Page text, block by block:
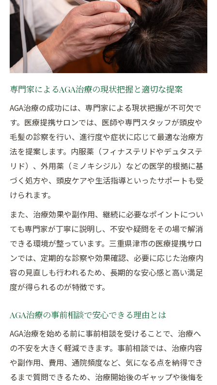
専門家によるAGA治療の現状把握と適切な提案
AGA治療の成功には、専門家による現状把握が不可欠で
す。医療提携サロンでは、医師や専門スタッフが頭皮や
毛髪の診察を行い、進行度や症状に応じて最適な治療方
法を提案します。内服薬（フィナステリドやデュタステ
リド）、外用薬（ミノキシジル）などの医学的根拠に基
づく処方や、頭皮ケアや生活指導といったサポートも受
けられます。
また、治療効果や副作用、継続に必要なポイントについ
ても専門家が丁寧に説明し、不安や疑問をその場で解消
できる環境が整っています。三重県津市の医療提携サロ
ンでは、定期的な診察や効果確認、必要に応じた治療内
容の見直しも行われるため、長期的な安心感と高い満足
度が得られるのが特徴です。
AGA治療の事前相談で安心できる理由とは
AGA治療を始める前に事前相談を受けることで、治療へ
の不安を大きく軽減できます。事前相談では、治療内容
や副作用、費用、通院頻度など、気になる点を納得でき
るまで質問できるため、治療開始後のギャップや後悔を